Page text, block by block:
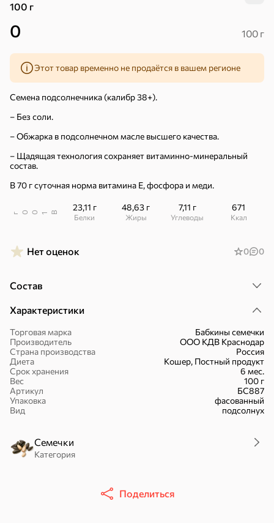
100 г
0 100 г
Этот товар временно не продаётся в вашем регионе
Семена подсолнечника (калибр 38+).
– Без соли.
– Обжарка в подсолнечном масле высшего качества.
– Щадящая технология сохраняет витаминно-минеральный
состав.
В 70 г суточная норма витамина Е, фосфора и меди.
В
1 00
г
23,11 г
Белки
48,63 г
Жиры
7,11 г
Углеводы
671
ккал
Нет оценок 0 0
Состав
Характеристики
Торговая марка
Бабкины семечки
Производитель
ООО КДВ Краснодар
Страна производства
Россия
Диета
Кошер, Постный продукт
Срок хранения
6 мес.
Вес
100 г
Артикул
БС887
Упаковка
фасованный
Вид
подсолнух
Семечки
Категория
Поделиться
Хиты Все
17,5 ₽
Батончик «Чио Рио», 30 г
В корзину
20 г
Батончик «Бон-Тайм», 20 г
В корзину
14,2 ₽
В корзину
Сладости и десерты
Батончики